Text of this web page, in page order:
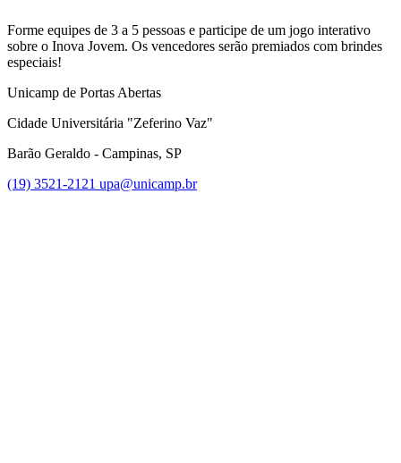
Forme equipes de 3 a 5 pessoas e participe de um jogo interativo
sobre o Inova Jovem. Os vencedores serão premiados com brindes
especiais!
Unicamp de Portas Abertas
Cidade Universitária "Zeferino Vaz"
Barão Geraldo - Campinas, SP
(19) 3521-2121 upa@unicamp.br